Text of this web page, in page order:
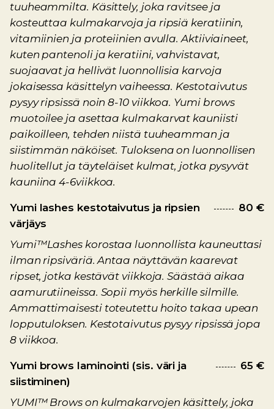
tuuheammilta. Käsittely, joka ravitsee ja
kosteuttaa kulmakarvoja ja ripsiä keratiinin,
vitamiinien ja proteiinien avulla. Aktiiviaineet,
kuten pantenoli ja keratiini, vahvistavat,
suojaavat ja hellivät luonnollisia karvoja
jokaisessa käsittelyn vaiheessa. Kestotaivutus
pysyy ripsissä noin 8-10 viikkoa. Yumi brows
muotoilee ja asettaa kulmakarvat kauniisti
paikoilleen, tehden niistä tuuheamman ja
siistimmän näköiset. Tuloksena on luonnollisen
huolitellut ja täyteläiset kulmat, jotka pysyvät
kauniina 4-6viikkoa.
Yumi lashes kestotaivutus ja ripsien
värjäys
80 €
Yumi™Lashes korostaa luonnollista kauneuttasi
ilman ripsiväriä. Antaa näyttävän kaarevat
ripset, jotka kestävät viikkoja. Säästää aikaa
aamurutiineissa. Sopii myös herkille silmille.
Ammattimaisesti toteutettu hoito takaa upean
lopputuloksen. Kestotaivutus pysyy ripsissä jopa
8 viikkoa.
Yumi brows laminointi (sis. väri ja
siistiminen)
65 €
YUMI™ Brows on kulmakarvojen käsittely, joka